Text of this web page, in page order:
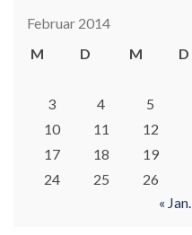
Februar 2014
M
D M D
3
4 5
10
11 12
17
18 19
24
25 26
« Jan.